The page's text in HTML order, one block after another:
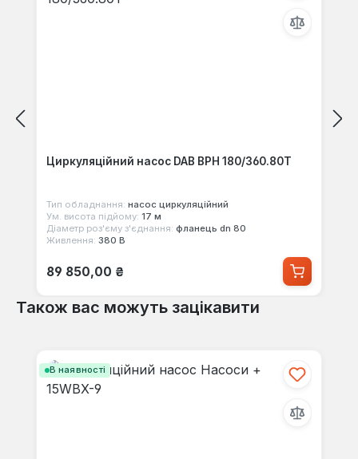
Циркуляційний насос DAB BPH 180/360.80T
Тип обладнання: насос циркуляційний
Ум. висота підйому: 17 м
Діаметр роз'єму з'єднання: фланець dn 80
Живлення: 380 В
Звичайна ціна:
89 850,00 ₴
Також вас можуть зацікавити
В наявності